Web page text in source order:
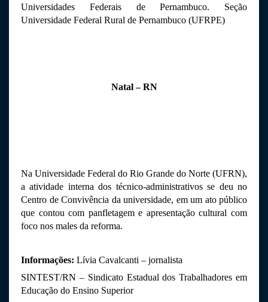
Universidades Federais de Pernambuco. Seção
Universidade Federal Rural de Pernambuco (UFRPE)
Natal – RN
Na Universidade Federal do Rio Grande do Norte (UFRN),
a atividade interna dos técnico-administrativos se deu no
Centro de Convivência da universidade, em um ato público
que contou com panfletagem e apresentação cultural com
foco nos males da reforma.
Informações: Lívia Cavalcanti – jornalista
SINTEST/RN – Sindicato Estadual dos Trabalhadores em
Educação do Ensino Superior